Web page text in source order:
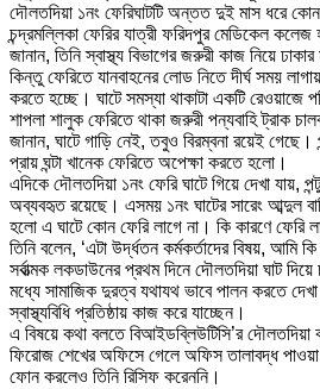
দৌলতদিয়া ১নং ফেরিঘাটটি অন্তত দুই মাস ধরে
চন্দ্রমল্লিকা ফেরির যাত্রী ফরিদপুর মেডিকেল
জানান, তিনি স্বাস্থ্য বিভাগের জরুরী কাজ নিয়ে ঢাকার
কিন্তু ফেরিতে যানবাহনের লোড নিতে দীর্ঘ সময়
করতে হচ্ছে। ঘাটে সমস্যা থাকাটা একটি রেওয়াজে
শাপলা শালুক ফেরিতে থাকা জরুরী পন্যবাহি ট্রাক
জানান, ঘাটে গাড়ি নেই, তবুও বিরম্বনা রয়েই গেছে।
প্রায় ঘন্টা খানেক ফেরিতে অপেক্ষা করতে হলো।
এদিকে দৌলতদিয়া ১নং ফেরি ঘাটে গিয়ে দেখা যায়,
অব্যবহৃত রয়েছে। এসময় ১নং ঘাটের সারেং আব্দুল
হলো এ ঘাটে কোন ফেরি লাগে না। কি কারণে ফেরি
তিনি বলেন, ‘এটা উর্দ্ধতন কর্মকর্তাদের বিষয়, আমি
সর্বাত্মক লকডাউনের প্রথম দিনে দৌলতদিয়া ঘাট দিয়ে
মধ্যে সামাজিক দুরত্ব যথাযথ ভাবে পালন করতে
স্বাস্থ্যবিধি প্রতিষ্ঠায় কাজ করে যাচ্ছেন।
এ বিষয়ে কথা বলতে বিআইডব্লিউটিসি’র দৌলতদিয়া
ফিরোজ শেখের অফিসে গেলে অফিস তালাবদ্ধ
ফোন করলেও তিনি রিসিফ করেননি।